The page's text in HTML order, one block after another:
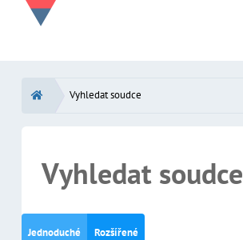
Vyhledat soudce
Vyhledat soudce
Jednoduché Rozšířené